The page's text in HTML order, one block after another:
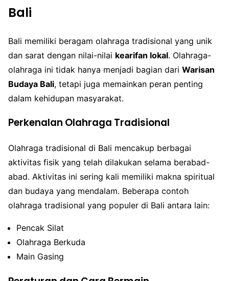
Bali
Bali memiliki beragam olahraga tradisional yang unik
dan sarat dengan nilai-nilai kearifan lokal. Olahraga-
olahraga ini tidak hanya menjadi bagian dari Warisan
Budaya Bali, tetapi juga memainkan peran penting
dalam kehidupan masyarakat.
Perkenalan Olahraga Tradisional
Olahraga tradisional di Bali mencakup berbagai
aktivitas fisik yang telah dilakukan selama berabad-
abad. Aktivitas ini sering kali memiliki makna spiritual
dan budaya yang mendalam. Beberapa contoh
olahraga tradisional yang populer di Bali antara lain:
Pencak Silat
Olahraga Berkuda
Main Gasing